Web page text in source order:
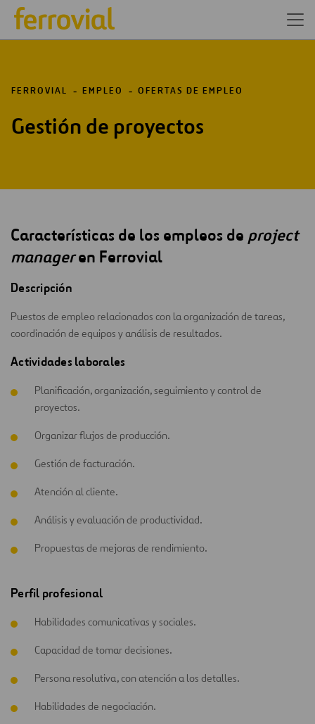
FERROVIAL EMPLEO OFERTAS DE EMPLEO
Gestión de proyectos
Características de los empleos de project
manageren Ferrovial
Descripción
Puestos de empleo relacionados con la organización de tareas,
coordinación de equipos y análisis de resultados.
Actividades laborales
Planificación, organización, seguimiento y control de
proyectos.
Organizar flujos de producción.
Gestión de facturación.
Atención al cliente.
Análisis y evaluación de productividad.
Propuestas de mejoras de rendimiento.
Perfil profesional
Habilidades comunicativas y sociales.
Capacidad de tomar decisiones.
Persona resolutiva, con atención a los detalles.
Habilidades de negociación.